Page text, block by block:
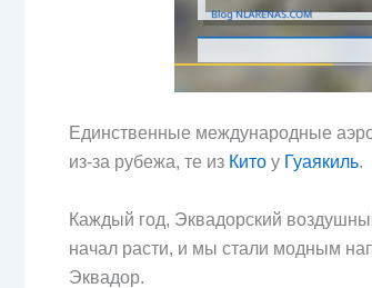
Единственные международные
из-за рубежа, те из Кито у Гуаякиль.
Каждый год, Эквадорский
начал расти, и мы стали модным
Эквадор.